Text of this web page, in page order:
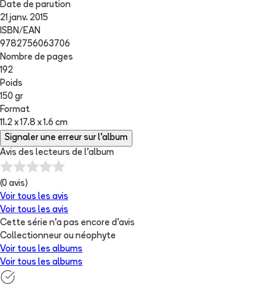
Date de parution
21 janv. 2015
ISBN/EAN
9782756063706
Nombre de pages
192
Poids
150 gr
Format
11.2 x 17.8 x 1.6 cm
Signaler une erreur sur l'album
Avis des lecteurs de l'album
(0 avis)
Voir tous les avis
Voir tous les avis
Cette série n'a pas encore d'avis
Collectionneur ou néophyte
Voir tous les albums
Voir tous les albums